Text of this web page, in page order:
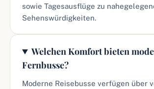
sowie Tagesausflüge zu
Sehenswürdigkeiten.
Welchen Komfort bieten
Fernbusse?
Moderne Reisebusse verfügen über